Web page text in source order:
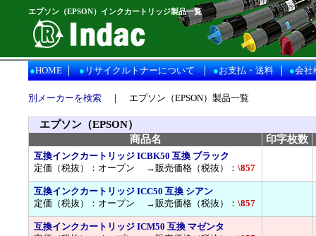
エプソン（EPSON）インクカートリッジ製品一覧
●HOME｜ ●リサイクルトナーについて ｜ ●お支払・送料 ｜ ●会社
別メーカーを検索 ｜ エプソン（EPSON）製品一覧
エプソン（EPSON）
商品名
印字枚数
互換インクカートリッジ ICBK50 互換 ブラック
定価（税抜）：オープン →販売価格（税抜）： \857
互換インクカートリッジ ICC50 互換 シアン
定価（税抜）：オープン →販売価格（税抜）： \857
互換インクカートリッジ ICM50 互換 マゼンタ